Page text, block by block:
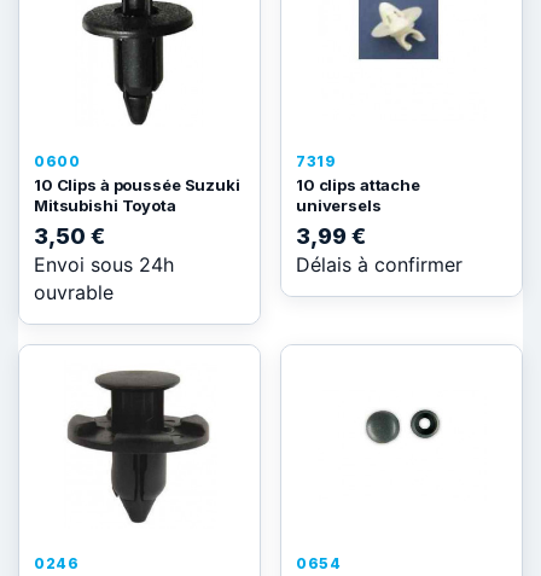
0600
10 Clips à poussée Suzuki
Mitsubishi Toyota
3,50 €
Envoi sous 24h
ouvrable
7319
10 clips attache
universels
3,99 €
Délais à confirmer
0246 0654